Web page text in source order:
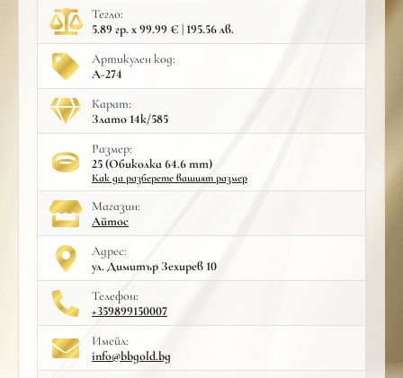
Тегло:
5.89 гр. x 99.99 € | 195.56 лв.
Артикулен код:
A-274
Карат:
Злато 14к/585
Размер:
25 (Обиколка 64.6 mm)
Как да разберете вашият размер
Mагазин:
Айтос
Адрес:
ул. Димитър Зехирев 10
Телефон:
+359899150007
Имейл:
info@bbgold.bg